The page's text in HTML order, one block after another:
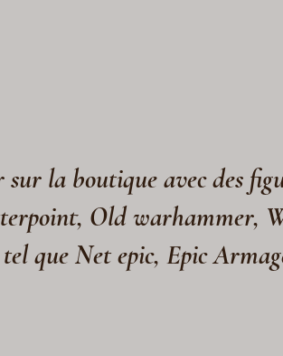
sur la boutique avec des
Old warhammer,
tel que Net epic, Epic